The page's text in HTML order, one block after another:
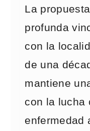
La
profunda
con la
de una
mantiene
con la lucha
enfermedad